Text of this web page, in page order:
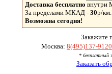
Доставка бесплатно
За пределами МКАД - 30р/км.
Возможна сегодня!
Закажите
Москва: 8(495)137-9120
* бесплатный
Заказать